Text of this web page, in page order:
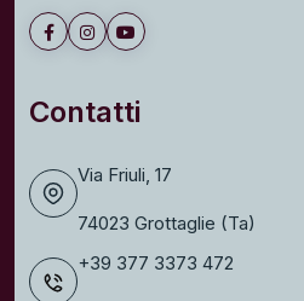
Contatti
Via Friuli, 17
74023 Grottaglie (Ta)
+39 377 3373 472